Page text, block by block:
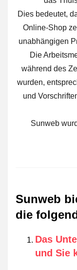
Dies bedeutet,
Online-Shop
unabhängigen
Die
während des
wurden,
und
Sunweb
Sunweb
die
Das
und Sie